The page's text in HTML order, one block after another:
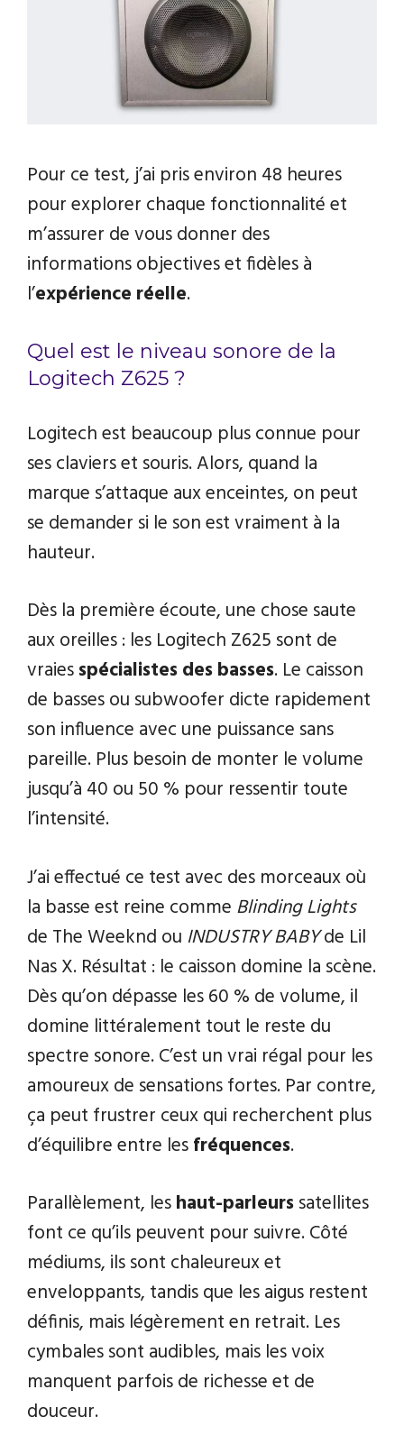
Pour ce test, j’ai pris environ 48 heures
pour explorer chaque fonctionnalité et
m’assurer de vous donner des
informations objectives et fidèles à
l’expérience réelle.
Quel est le niveau sonore de la
Logitech Z625 ?
Logitech est beaucoup plus connue pour
ses claviers et souris. Alors, quand la
marque s’attaque aux enceintes, on peut
se demander si le son est vraiment à la
hauteur.
Dès la première écoute, une chose saute
aux oreilles : les Logitech Z625 sont de
vraiesspécialistes des basses. Le caisson
de basses ou subwoofer dicte rapidement
son influence avec une puissance sans
pareille. Plus besoin de monter le volume
jusqu’à 40 ou 50 % pour ressentir toute
l’intensité.
J’ai effectué ce test avec des morceaux où
la basse est reine comme Blinding Lights
de The Weeknd ou INDUSTRY BABYde Lil
Nas X. Résultat : le caisson domine la scène.
Dès qu’on dépasse les 60 % de volume, il
domine littéralement tout le reste du
spectre sonore. C’est un vrai régal pour les
amoureux de sensations fortes. Par contre,
ça peut frustrer ceux qui recherchent plus
d’équilibre entre lesfréquences.
Parallèlement, leshaut-parleurssatellites
font ce qu’ils peuvent pour suivre. Côté
médiums, ils sont chaleureux et
enveloppants, tandis que les aigus restent
définis, mais légèrement en retrait. Les
cymbales sont audibles, mais les voix
manquent parfois de richesse et de
douceur.